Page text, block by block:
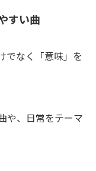
すい曲
でなく「意味」を
や、日常をテーマ